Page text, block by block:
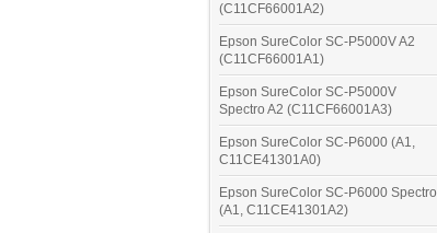
(C11CF66001A2)
Epson SureColor SC-P5000V A2
(C11CF66001A1)
Epson SureColor SC-P5000V
Spectro A2 (C11CF66001A3)
Epson SureColor SC-P6000 (A1,
C11CE41301A0)
Epson SureColor SC-P6000 Spectro
(A1, C11CE41301A2)